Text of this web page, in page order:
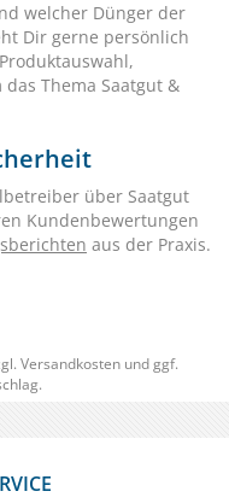
welcher Dünger der
Dir gerne persönlich
Thema Saatgut &
über Saatgut
Kundenbewertungen
aus der Praxis.
Versandkosten und ggf.